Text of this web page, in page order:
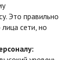
Это правильно
сети, но